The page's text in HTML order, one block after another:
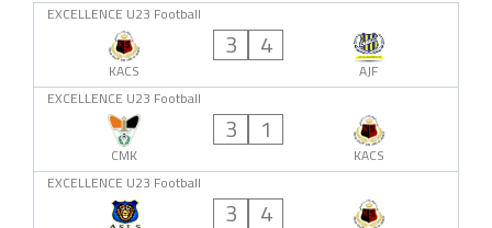
EXCELLENCE U23 Football
KACS
3 4
AJF
EXCELLENCE U23 Football
CMK
3 1
KACS
EXCELLENCE U23 Football
3 4